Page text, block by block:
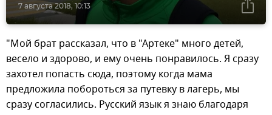
7 августа 2018, 10:13
"Мой брат рассказал, что в "Артеке" много детей,
весело и здорово, и ему очень понравилось. Я сразу
захотел попасть сюда, поэтому когда мама
предложила побороться за путевку в лагерь, мы
сразу согласились. Русский язык я знаю благодаря